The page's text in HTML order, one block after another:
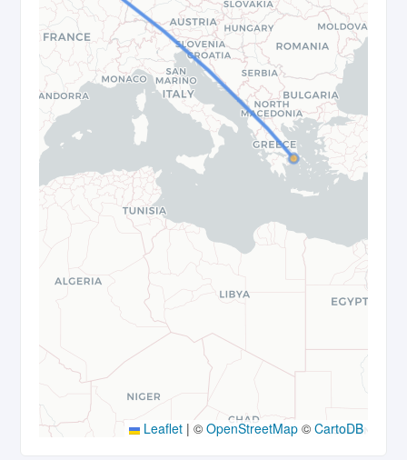
Leaflet | © OpenStreetMap © CartoDB